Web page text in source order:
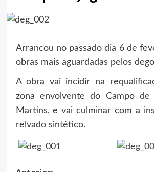
Arrancou no passado dia 6 de
obras mais aguardadas pelos
A obra vai incidir na
zona envolvente do Campo de
Martins, e vai culminar com a
relvado sintético.